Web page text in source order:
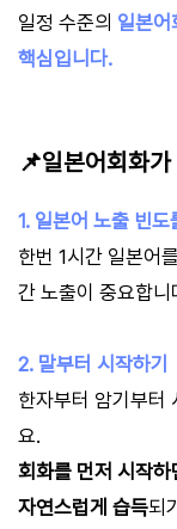
일정 수준의 일본어
핵심입니다.
📌일본어회화
1. 일본어 노출 빈도
한번 1시간 일본어
간 노출이 중요합니
2. 말부터 시작하기
한자부터 암기부터
요.
회화를 먼저 시작
자연스럽게 습득되